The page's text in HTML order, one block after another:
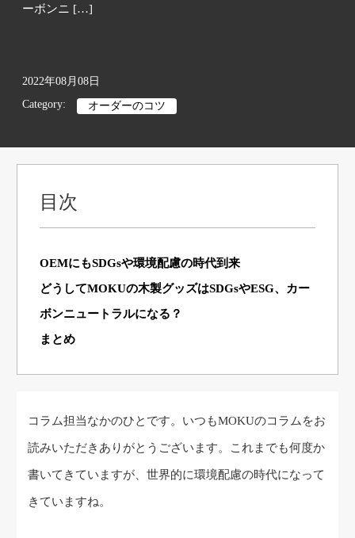
ーボンニ […]
2022年08月08日
Category:
オーダーのコツ
目次
OEMにもSDGsや環境配慮の時代到来
どうしてMOKUの木製グッズはSDGsやESG、カー
ボンニュートラルになる？
まとめ
コラム担当なかのひとです。いつもMOKUのコラムをお
読みいただきありがとうございます。これまでも何度か
書いてきていますが、世界的に環境配慮の時代になって
きていますね。